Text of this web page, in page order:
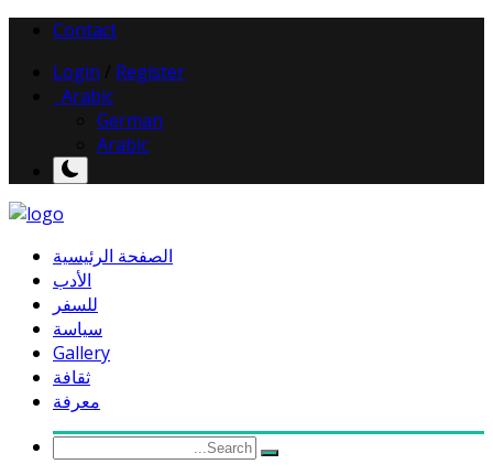
Contact
Login
Register
Arabic
German
Arabic
الصفحة الرئيسية
الأدب
للسفر
سياسة
Gallery
ثقافة
معرفة